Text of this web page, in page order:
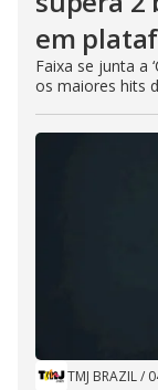
em
Faixa se junta a
os maiores hits
TMJ BRAZIL/